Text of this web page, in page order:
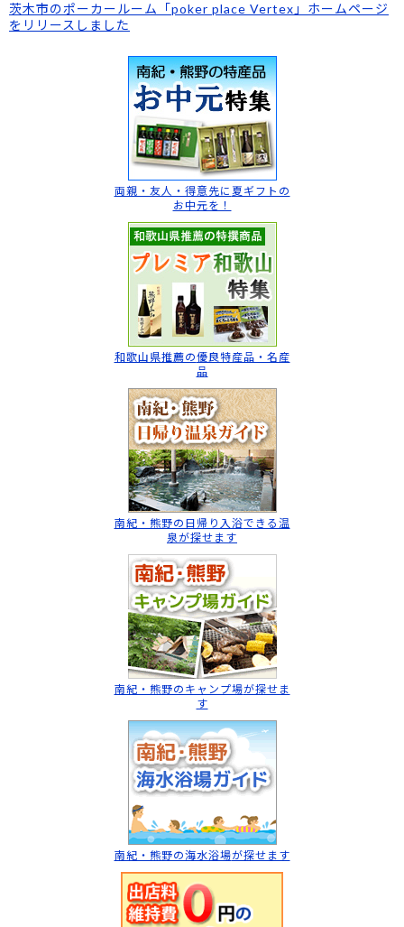
茨木市のポーカールーム「poker place Vertex」ホームページ
をリリースしました
両親・友人・得意先に 夏ギフトの
お中元を！
和歌山県推薦の優良特産品・名産
品
南紀・熊野の日帰り入浴できる温
泉が探せます
南紀・熊野のキャンプ場が探せま
す
南紀・熊野の海水浴場が探せます